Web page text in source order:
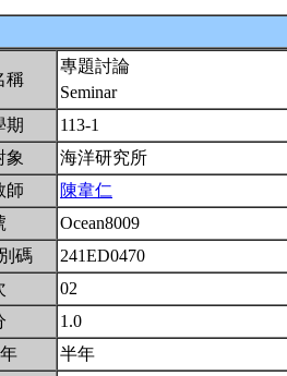
稱
專題討論
Seminar
期
113-1
象
海洋研究所
師
陳韋仁
Ocean8009
碼
241ED0470
02
1.0
半年